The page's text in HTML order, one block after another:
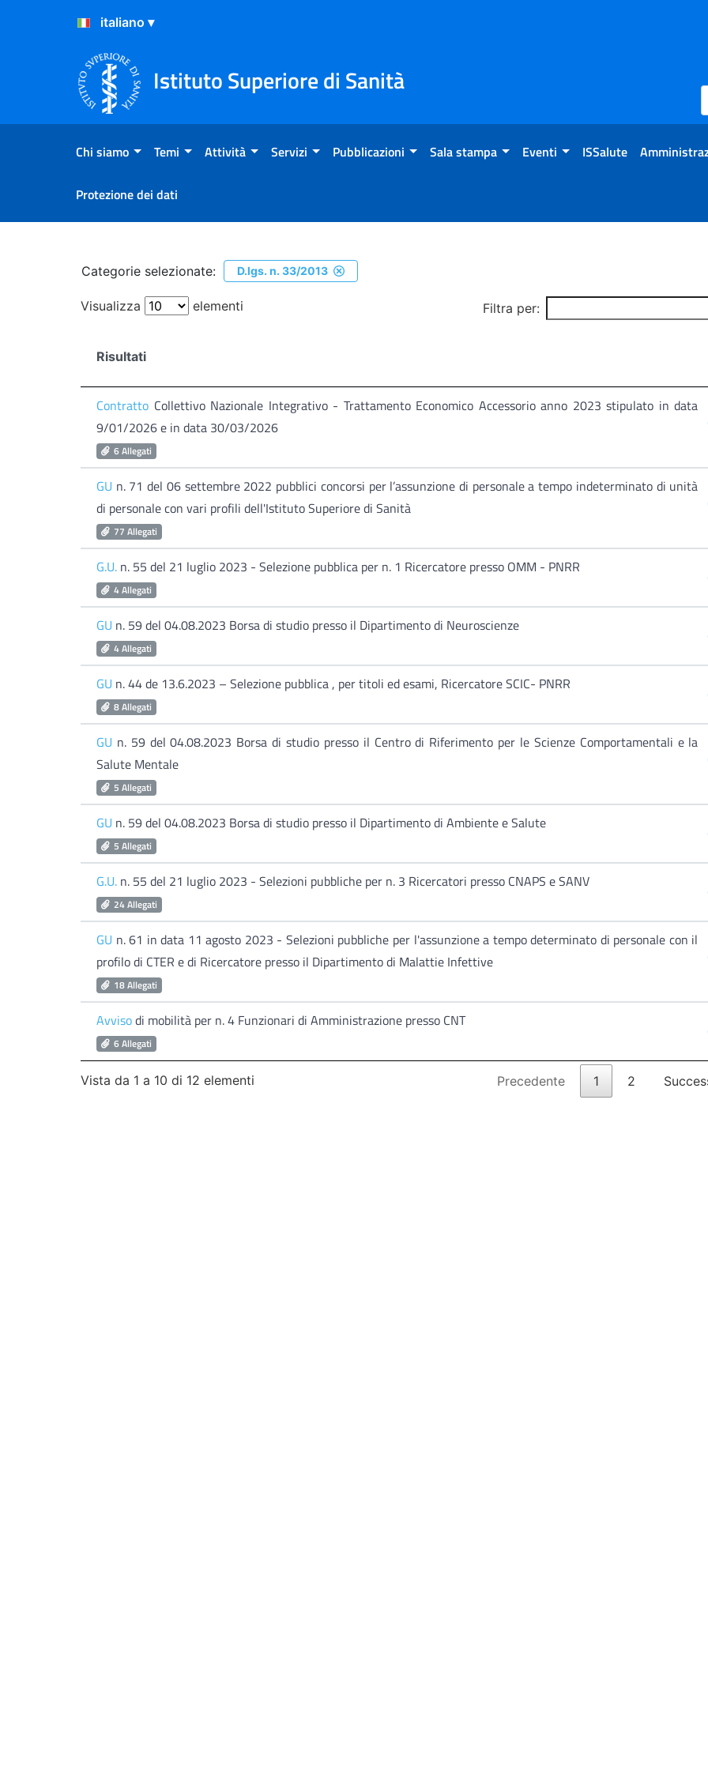
Salta al Contenuto
Salta al Footer
Istituto Superiore di Sanità
Chi siamo Temi Attività Servizi Pubblicazioni Sala stampa Eventi ISSalute
Protezione dei dati
RicercaCategorie selezionate: D.lgs. n. 33/2013
Visualizza elementi Filtra per:
Risultati
Contratto Collettivo Nazionale Integrativo - Trattamento Economico Accessorio anno 2023 stipulato in data
9/01/2026 e in data 30/03/2026
6 Allegati
GU n. 71 del 06 settembre 2022 pubblici concorsi per l’assunzione di personale a tempo indeterminato di unità
di personale con vari profili dell'Istituto Superiore di Sanità
77 Allegati
G.U. n. 55 del 21 luglio 2023 - Selezione pubblica per n. 1 Ricercatore presso OMM - PNRR
4 Allegati
GU n. 59 del 04.08.2023 Borsa di studio presso il Dipartimento di Neuroscienze
4 Allegati
GU n. 44 de 13.6.2023 – Selezione pubblica , per titoli ed esami, Ricercatore SCIC- PNRR
8 Allegati
GU n. 59 del 04.08.2023 Borsa di studio presso il Centro di Riferimento per le Scienze Comportamentali e la
Salute Mentale
5 Allegati
GU n. 59 del 04.08.2023 Borsa di studio presso il Dipartimento di Ambiente e Salute
5 Allegati
G.U. n. 55 del 21 luglio 2023 - Selezioni pubbliche per n. 3 Ricercatori presso CNAPS e SANV
24 Allegati
GU n. 61 in data 11 agosto 2023 - Selezioni pubbliche per l'assunzione a tempo determinato di personale con il
profilo di CTER e di Ricercatore presso il Dipartimento di Malattie Infettive
18 Allegati
Avvisodi mobilità per n. 4 Funzionari di Amministrazione presso CNT
6 Allegati
Vista da 1 a 10 di 12 elementi Precedente 1 2